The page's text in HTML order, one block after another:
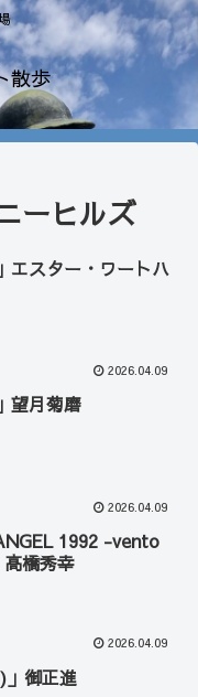
散歩
ーヒルズ
エスター・ワートハ
2026.04.09
望月菊磨
2026.04.09
1992 -vento
橋秀幸
2026.04.09
」御正進